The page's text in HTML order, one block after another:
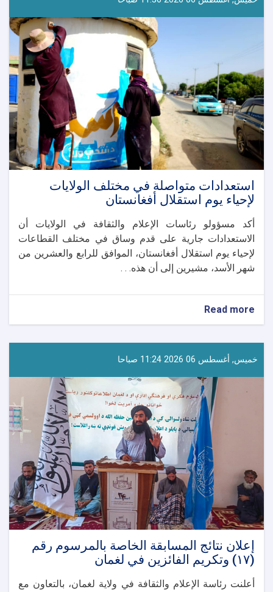
استعدادات متواصلة في مختلف الولايات
لإحياء يوم استقلال أفغانستان
أكد مسؤولو رئاسات الإعلام والثقافة في الولايات أن
الاستعدادات جارية على قدم وساق في مختلف القطاعات
لإحياء يوم استقلال أفغانستان، الموافق للرابع والعشرين من
شهر الأسد، مشيرين إلى أن هذه. . .
Read more
استعدادات
في
مختلف
لإحياء
يوم
استقلال
أفغانستان
خميس, أغسطس 06 2026 11:24 صباحا
إعلان نتائج المسابقة الخاصة بالمرسوم رقم
(١٧) وتكريم الفائزين في لغمان
أعلنت رئاسة الإعلام والثقافة في ولاية لغمان، بالتعاون مع